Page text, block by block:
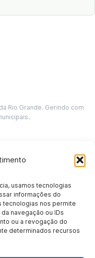
usamos tecnologias
informações do
tecnologias nos permite
navegação ou IDs
ou a revogação do
determinados recursos
Rio Grande. Gerindo com
por Invalidez Auxílio Doença